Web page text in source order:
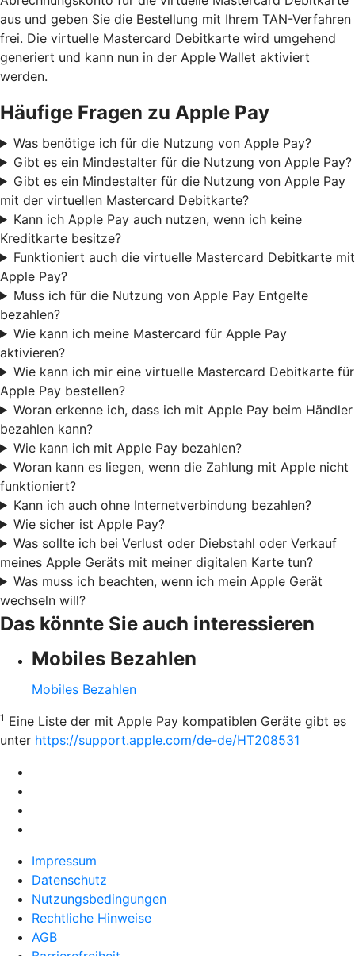
aus und geben Sie die Bestellung mit Ihrem TAN-Verfahren
frei. Die virtuelle Mastercard Debitkarte wird umgehend
generiert und kann nun in der Apple Wallet aktiviert
werden.
Häufige Fragen zu Apple Pay
Was benötige ich für die Nutzung von Apple Pay?
Gibt es ein Mindestalter für die Nutzung von Apple Pay?
Gibt es ein Mindestalter für die Nutzung von Apple Pay
mit der virtuellen Mastercard Debitkarte?
Kann ich Apple Pay auch nutzen, wenn ich keine
Kreditkarte besitze?
Funktioniert auch die virtuelle Mastercard Debitkarte mit
Apple Pay?
Muss ich für die Nutzung von Apple Pay Entgelte
bezahlen?
Wie kann ich meine Mastercard für Apple Pay
aktivieren?
Wie kann ich mir eine virtuelle Mastercard Debitkarte für
Apple Pay bestellen?
Woran erkenne ich, dass ich mit Apple Pay beim Händler
bezahlen kann?
Wie kann ich mit Apple Pay bezahlen?
Woran kann es liegen, wenn die Zahlung mit Apple nicht
funktioniert?
Kann ich auch ohne Internetverbindung bezahlen?
Wie sicher ist Apple Pay?
Was sollte ich bei Verlust oder Diebstahl oder Verkauf
meines Apple Geräts mit meiner digitalen Karte tun?
Was muss ich beachten, wenn ich mein Apple Gerät
wechseln will?
Das könnte Sie auch interessieren
Mobiles Bezahlen
Mobiles Bezahlen
1 Eine Liste der mit Apple Pay kompatiblen Geräte gibt es
unter https://support.apple.com/de-de/HT208531
Impressum
Datenschutz
Nutzungsbedingungen
Rechtliche Hinweise
AGB